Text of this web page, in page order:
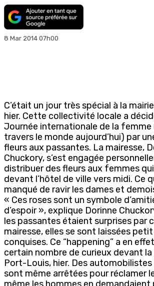
8 Mar 2014 07h00
C’était un jour très spécial à la
hier. Cette collectivité locale a
Journée internationale de la femme
travers le monde aujourd’hui) par
fleurs aux passantes. La mairesse,
Chuckory, s’est engagée
distribuer des fleurs aux femmes
devant l’hôtel de ville vers midi. Ce
manqué de ravir les dames et
« Ces roses sont un symbole
d’espoir », explique Dorinne
les passantes étaient surprises par
mairesse, elles se sont laissées
conquises. Ce “happening” a en
certain nombre de curieux devant
Port-Louis, hier. Des
sont même arrêtées pour réclamer